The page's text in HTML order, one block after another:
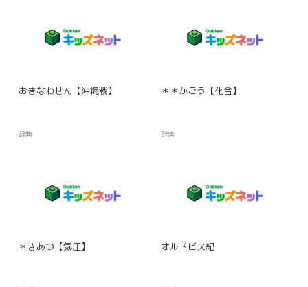
おきなわせん【沖縄戦】
辞典
＊＊かごう【化合】
辞典
＊きあつ【気圧】 オルドビス紀